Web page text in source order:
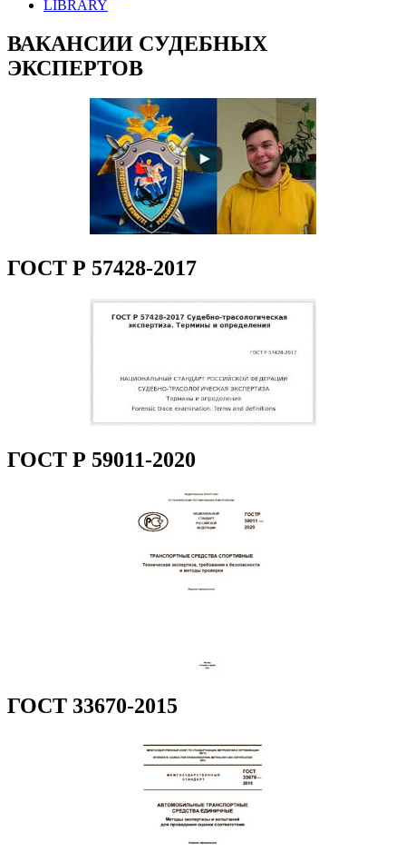
LIBRARY
ВАКАНСИИ СУДЕБНЫХ
ЭКСПЕРТОВ
ГОСТ Р 57428-2017
ГОСТ Р 59011-2020
ГОСТ 33670-2015